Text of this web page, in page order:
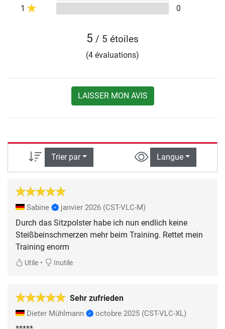
1
0
5 / 5 étoiles
(4 évaluations)
LAISSER MON AVIS
Trier par Langue
Sabine janvier 2026 (CST-VLC-M)
Durch das Sitzpolster habe ich nun endlich keine
Steißbeinschmerzen mehr beim Training. Rettet mein
Training enorm
Utile • Inutile
Sehr zufrieden
Dieter Mühlmann octobre 2025 (CST-VLC-XL)